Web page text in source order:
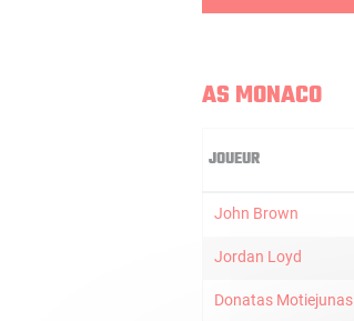
AS MONACO
JOUEUR
John Brown
Jordan Loyd
Donatas Motiejunas